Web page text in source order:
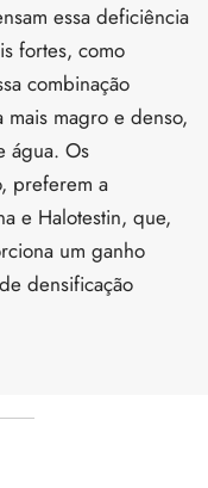
essa deficiência
fortes, como
combinação
magro e denso,
água. Os
preferem a
e Halotestin, que,
um ganho
densificação